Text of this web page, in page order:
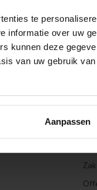
te
informatie over uw
kunnen deze
van uw gebruik
Aanpassen